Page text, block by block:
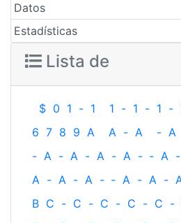
Datos
Estadísticas
Lista de
$ 0 1 - 1 1 - 1 - 1 -
6 7 8 9 A A - A - A
- A - A - A - A - ‐ A -
A - A - A - ‐ A - A -
B C - C - C - C - C -